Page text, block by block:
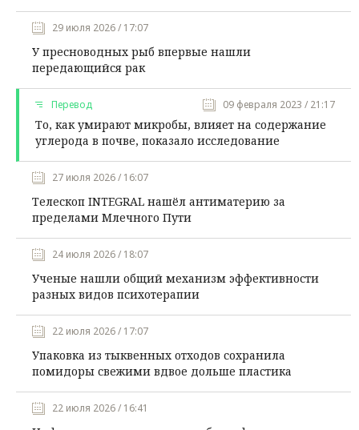
29 июля 2026 / 17:07
У пресноводных рыб впервые нашли
передающийся рак
Перевод 09 февраля 2023 / 21:17
То, как умирают микробы, влияет на содержание
углерода в почве, показало исследование
27 июля 2026 / 16:07
Телескоп INTEGRAL нашёл антиматерию за
пределами Млечного Пути
24 июля 2026 / 18:07
Ученые нашли общий механизм эффективности
разных видов психотерапии
22 июля 2026 / 17:07
Упаковка из тыквенных отходов сохранила
помидоры свежими вдвое дольше пластика
22 июля 2026 / 16:41